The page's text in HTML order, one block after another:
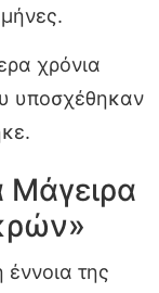
χρόνια
υποσχέθηκαν
Μάγειρα
έννοια της